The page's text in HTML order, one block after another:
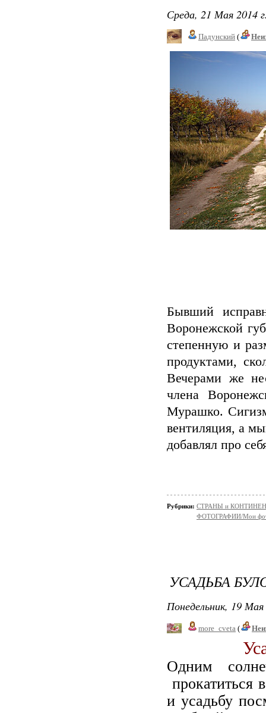
Среда, 21 Мая 2014
Падунский (
Бывший
Воронежской
степенную и
продуктами,
Вечерами же
члена
Мурашко.
вентиляция, а
добавлял про
Рубрики: СТРАНЫ и
ФОТОГРАФИИ/Мои
УСАДЬБА
Понедельник, 19
more_cveta (
Одним
прокатиться
и усадьбу